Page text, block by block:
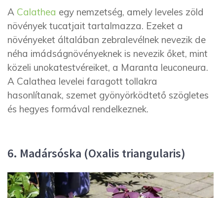
A Calathea egy nemzetség, amely leveles zöld
növények tucatjait tartalmazza. Ezeket a
növényeket általában zebralevélnek nevezik de
néha imádságnövényeknek is nevezik őket, mint
közeli unokatestvéreiket, a Maranta leuconeura.
A Calathea levelei faragott tollakra
hasonlítanak, szemet gyönyörködtető szögletes
és hegyes formával rendelkeznek.
6. Madársóska (Oxalis triangularis)